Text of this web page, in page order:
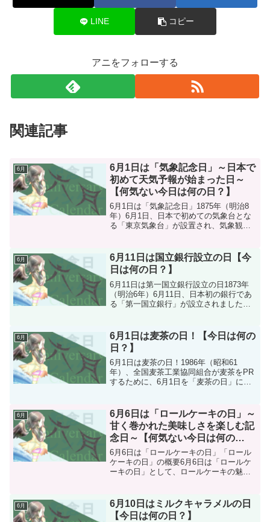
LINE コピー
アニをフォローする
関連記事
6月
6月1日は「気象記念日」～日本で
初めて天気予報が始まった日～
【何気ない今日は何の日？】
6月1日は「気象記念日」1875年（明治8
年）6月1日、日本で初めての気象台とな
る「東京気象台」が設置され、気象観測
では天気予報は当たり前の存在ですが、
当時は気象を科学...
6月
6月11日は国立銀行設立の日【今
日は何の日？】
6月11日は第一国立銀行設立の日1873年
（明治6年）6月11日、日本初の銀行であ
る「第一国立銀行」が設立されました。
この設立により、5年間で153の国立銀行
が開設され...
6月
6月1日は麦茶の日！【今日は何の
日？】
6月1日は麦茶の日！1986年（昭和61
年）、全国麦茶工業協同組合が麦茶をPR
するために、6月1日を「麦茶の日」に制
始まりでもあります。また、6月1日は
「衣替えの日」で...
6月
6月6日は「ロールケーキの日」～
甘く巻かれた美味しさを楽しむ記
念日～【何気ない今日は何の
日？】
6月6日は「ロールケーキの日」「ロール
ケーキの日」の概要6月6日は「ロールケ
ーキの日」として、ロールケーキの魅力
ケーキ研究会」（現：「6月6日はロール
ケーキの日実行委員...
6月
6月10日はミルクキャラメルの日
【今日は何の日？】